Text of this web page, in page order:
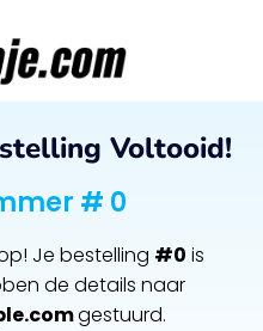
Voltooid!
# 0
Je bestelling #0 is
de details naar
gestuurd.